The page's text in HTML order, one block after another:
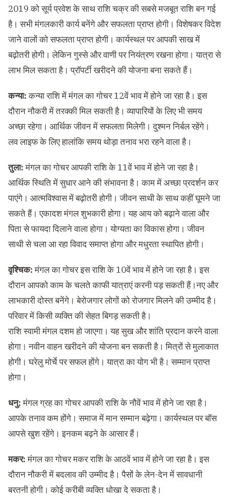
2019 को सूर्य प्रवेश के साथ राशि चक्र की सबसे मजबूत राशि बन गई
है। सभी मंगलकारी कार्य बनेंगे और सफलता प्राप्त होगी। विशेषकर विदेश
जाने वालों को सफलता प्राप्त होगी। कार्यस्थल पर आपकी साख में
बढ़ोतरी होगी। लेकिन गुस्से और वाणी पर नियंत्रण रखना होगा। यात्रा से
लाभ मिल सकता है। प्रॉपर्टी खरीदने की योजना बना सकते हैं।
कन्या:कन्या राशि में मंगल का गोचर 12वें भाव में होने जा रहा है। इस
दौरान नौकरी में तरक्की मिल सकती है। व्यापारियों के लिए भी समय
अच्छा रहेगा। आर्थिक जीवन में सफलता मिलेगी। दुश्मन निर्बल रहेंगे।
लव लाइफ के लिए हालांकि समय थोड़ा तनाव भरा रहने वाला है।
तुला:मंगल का गोचर आपकी राशि के 11वें भाव में होने जा रहा है।
आर्थिक स्थिति में सुधार आने की संभावना है। काम में अच्छा प्रदर्शन कर
पाएंगे। आत्मविश्वास में बढ़ोतरी होगी। जीवन साथी के साथ कहीं घूमने जा
सकते हैं। एकादश मंगल शुभकारी होगा। यह आय को बढ़ाने वाला और
पिता से फायदा दिलाने वाला होगा। योग्यता का विकास होगा। जीवन
साथी से चला आ रहा विवाद समाप्त होगा और मधुरता स्थापित होगी।
वृश्चिक:मंगल का गोचर इस राशि के 10वें भाव में होने जा रहा है। इस
दौरान आपको काम के चलते काफी यात्राएं करनी पड़ सकती हैं।नए और
लाभकारी दोस्त बनेंगे। बेरोजगार लोगों को रोजगार मिलने की उम्मीद है।
परिवार में किसी व्यक्ति की सेहत बिगड़ सकती है।
राशि स्वामी मंगल दशम हो जाएगा। यह सुख और शांति प्रदान करने वाला
होगा। नवीन वाहन खरीदने की योजना बन सकती है। मित्रों से मुलाकात
होगी। घरेलु मोर्चे पर सफल होंगे। यात्रा का योग भी है। सम्मान प्राप्त
होगा।
धनु:मंगल ग्रह का गोचर आपकी राशि के नौवें भाव में होने जा रहा है।
आपके तनाव कम होंगे। समाज में मान सम्मान बढ़ेगा। कार्यस्थल पर बॉस
आपसे खुश रहेंगे। इनकम बढ़ने के आसार हैं।
मकर:मंगल का गोचर मकर राशि के आठवें भाव में होने जा रहा है। इस
दौरान नौकरी में बदलाव की उम्मीद है। पैसों के लेन-देन में सावधानी
बरतनी होगी। कोई करीबी व्यक्ति धोखा दे सकता है।